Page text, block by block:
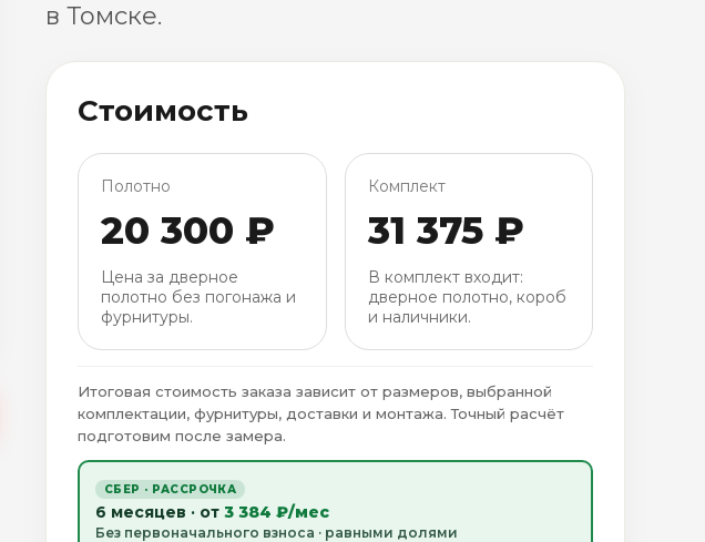
в Томске.
Стоимость
Полотно
20 300 ₽
Цена за дверное
полотно без погонажа и
фурнитуры.
Комплект
31 375 ₽
В комплект входит:
дверное полотно, короб
и наличники.
Итоговая стоимость заказа зависит от размеров, выбранной
комплектации, фурнитуры, доставки и монтажа. Точный расчёт
подготовим после замера.
СБЕР · РАССРОЧКА
6 месяцев · от 3 384 ₽/мес
Без первоначального взноса · равными долями